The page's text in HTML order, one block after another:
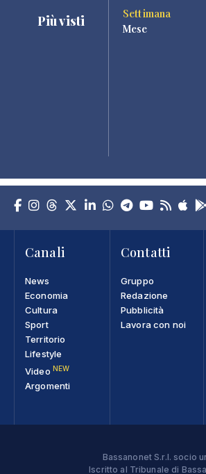
Più visti
Settimana
Mese
Canali
News
Economia
Cultura
Sport
Territorio
Lifestyle
Video NEW
Argomenti
Contatti
Gruppo
Redazione
Pubblicità
Lavora con noi
Bassanonet S.r.l. socio
Iscritto al Tribunale di